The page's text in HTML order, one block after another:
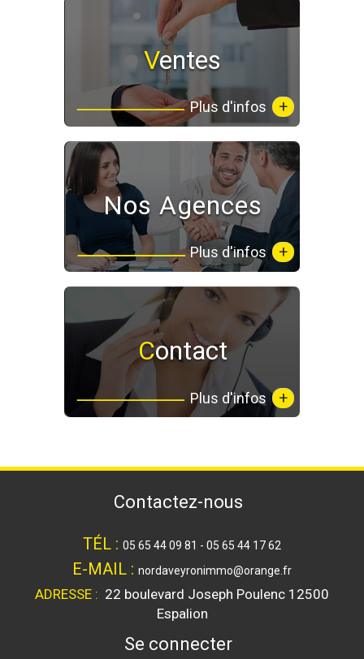
Ventes
Plus d'infos +
Nos Agences
Plus d'infos +
Contact
Plus d'infos +
contactez-nous
TÉL : 05 65 44 09 81 - 05 65 44 17 62
E-MAIL : nordaveyronimmo@orange.fr
ADRESSE : 22 boulevard Joseph Poulenc 12500
Espalion
se connecter